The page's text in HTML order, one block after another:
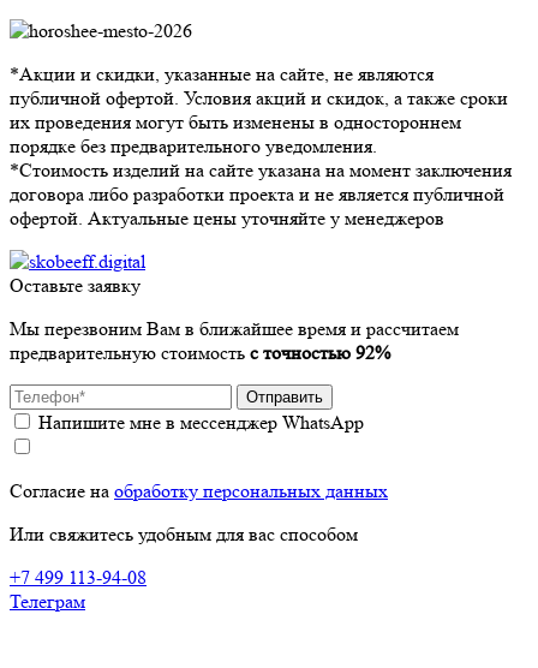
*Акции и скидки, указанные на сайте, не являются
публичной офертой. Условия акций и скидок, а также сроки
их проведения могут быть изменены в одностороннем
порядке без предварительного уведомления.
*Стоимость изделий на сайте указана на момент заключения
договора либо разработки проекта и не является публичной
офертой. Актуальные цены уточняйте у менеджеров
Оставьте заявку
Мы перезвоним Вам в ближайшее время и рассчитаем
предварительную стоимость с точностью 92%
Отправить
Напишите мне в мессенджер WhatsApp
Согласие на обработку персональных данных
Или свяжитесь удобным для вас способом
+7 499 113-94-08
Телеграм